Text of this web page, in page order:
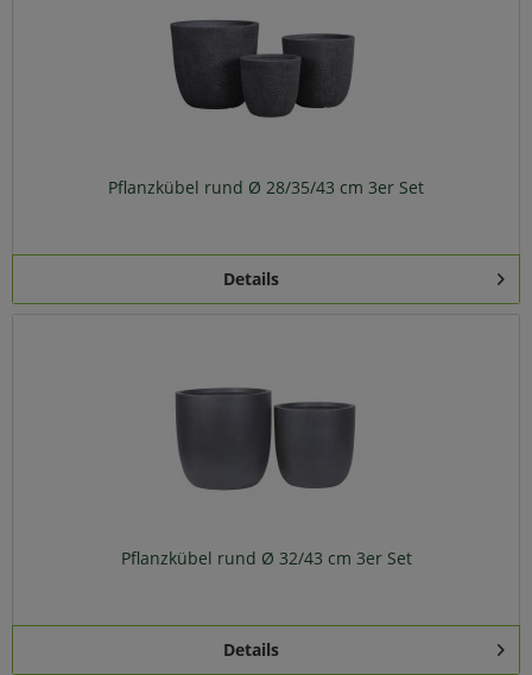
Pflanzkübel rund Ø 28/35/43 cm 3er Set
Details
Pflanzkübel rund Ø 32/43 cm 3er Set
Details